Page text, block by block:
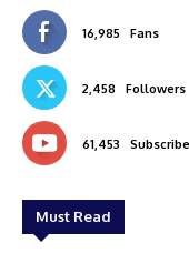
16,985 Fans
2,458 Followers
61,453
Must Read